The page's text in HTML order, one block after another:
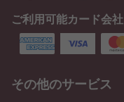
ご利用可能カード会社
その他のサービス